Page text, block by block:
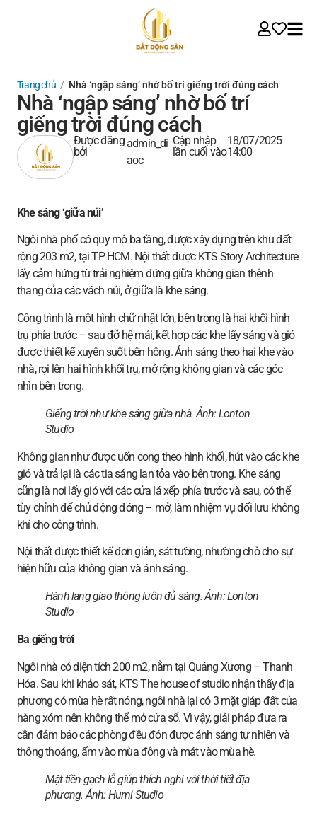
Trang chủ / Nhà ‘ngập sáng’ nhờ bố trí giếng trời đúng cách
Nhà ‘ngập sáng’ nhờ bố trí
giếng trời đúng cách
Được đăng
bởi
admin_di
aoc
Cập nhập
lần cuối vào
18/07/2025
14:00
Khe sáng ‘giữa núi’
Ngôi nhà phố có quy mô ba tầng, được xây dựng trên khu đất
rộng 203 m2, tại TP HCM. Nội thất được KTS Story Architecture
lấy cảm hứng từ trải nghiệm đứng giữa không gian thênh
thang của các vách núi, ở giữa là khe sáng.
Công trình là một hình chữ nhật lớn, bên trong là hai khối hình
trụ phía trước – sau đỡ hệ mái, kết hợp các khe lấy sáng và gió
được thiết kế xuyên suốt bên hông. Ánh sáng theo hai khe vào
nhà, rọi lên hai hình khối trụ, mở rộng không gian và các góc
nhìn bên trong.
Giếng trời như khe sáng giữa nhà. Ảnh: Lonton
Studio
Không gian như được uốn cong theo hình khối, hút vào các khe
gió và trả lại là các tia sáng lan tỏa vào bên trong. Khe sáng
cũng là nơi lấy gió với các cửa lá xếp phía trước và sau, có thể
tùy chỉnh để chủ động đóng – mở, làm nhiệm vụ đối lưu không
khí cho công trình.
Nội thất được thiết kế đơn giản, sát tường, nhường chỗ cho sự
hiện hữu của không gian và ánh sáng.
Hành lang giao thông luôn đủ sáng.Ảnh: Lonton
Studio
Ba giếng trời
Ngôi nhà có diện tích 200 m2, nằm tại Quảng Xương – Thanh
Hóa. Sau khi khảo sát, KTS The house of studio nhận thấy địa
phương có mùa hè rất nóng, ngôi nhà lại có 3 mặt giáp đất của
hàng xóm nên không thể mở cửa sổ. Vì vậy, giải pháp đưa ra
cần đảm bảo các phòng đều đón được ánh sáng tự nhiên và
thông thoáng, ấm vào mùa đông và mát vào mùa hè.
Mặt tiền gạch lỗ giúp thích nghi với thời tiết địa
phương. Ảnh: Humi Studio